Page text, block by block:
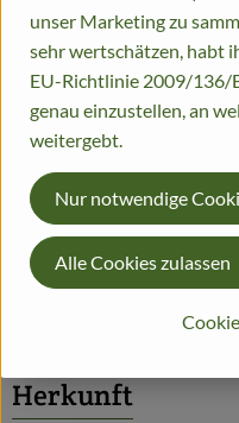
Zutaten
Nährwert-Info
Produktdatenblatt
Herkunft
unser Marketing zu
sehr wertschätzen, habt
EU-Richtlinie 2009/136/
genau einzustellen, an
weitergebt.
Nur notwendige
Alle Cookies zulassen